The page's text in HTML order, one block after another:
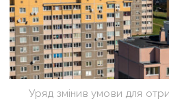
Уряд змінив умови для